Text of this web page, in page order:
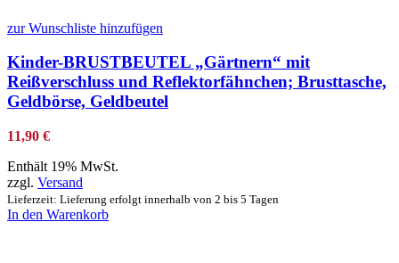
zur Wunschliste hinzufügen
Kinder-BRUSTBEUTEL „Gärtnern“ mit
Reißverschluss und Reflektorfähnchen; Brusttasche,
Geldbörse, Geldbeutel
11,90 €
Enthält 19% MwSt.
zzgl. Versand
Lieferzeit: Lieferung erfolgt innerhalb von 2 bis 5 Tagen
In den Warenkorb